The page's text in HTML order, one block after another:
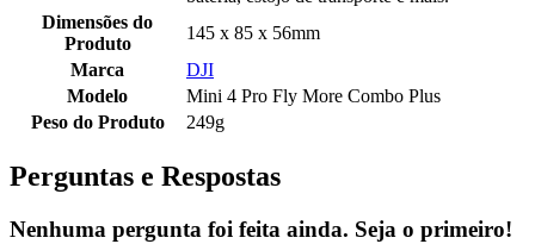
Dimensões do
Produto
145 x 85 x 56mm
Marca
DJI
Modelo
Mini 4 Pro Fly More Combo Plus
Peso do Produto
249g
Perguntas e Respostas
Nenhuma pergunta foi feita ainda. Seja o primeiro!